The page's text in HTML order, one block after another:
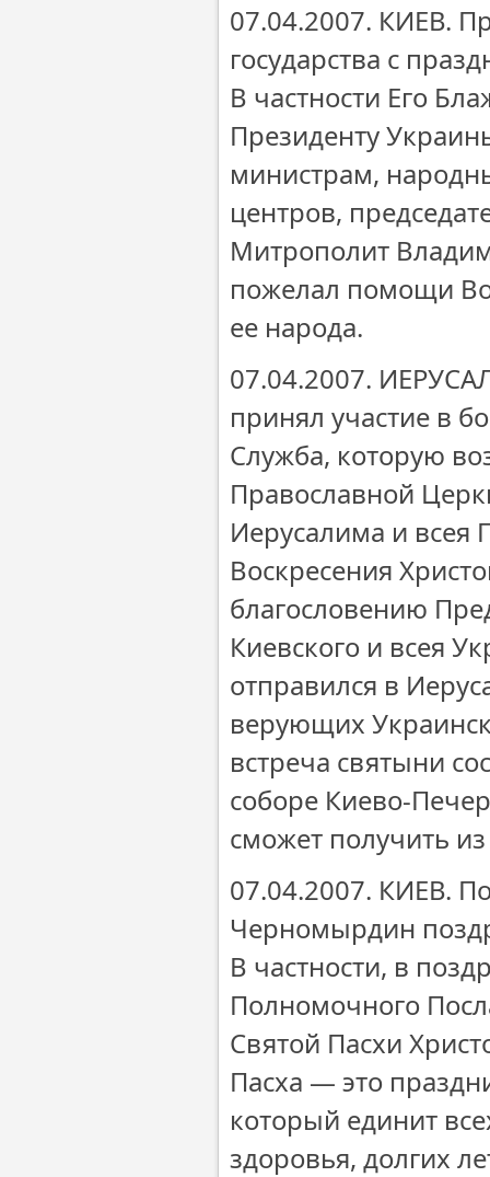
07.04.2007. КИЕВ.
государства с
В частности Его
Президенту
министрам,
центров,
Митрополит
пожелал помощи
ее народа.
07.04.2007.
принял участие в
Служба, которую
Православной
Иерусалима и всея
Воскресения
благословению
Киевского и всея
отправился в
верующих
встреча святыни
соборе Киево-
сможет получить
07.04.2007. КИЕВ.
Черномырдин
В частности, в
Полномочного
Святой Пасхи
Пасха — это
который единит
здоровья, долгих